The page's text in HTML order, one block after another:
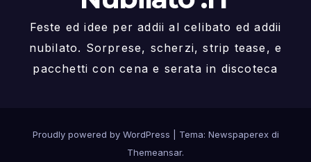
Feste ed idee per addii al celibato ed addii
nubilato. Sorprese, scherzi, strip tease, e
pacchetti con cena e serata in discoteca
Proudly powered by WordPress
Tema: Newspaperex di
Themeansar.